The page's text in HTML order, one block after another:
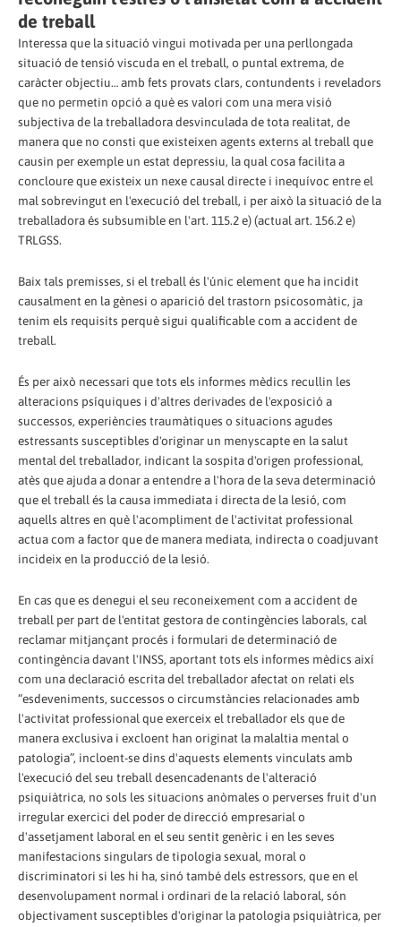
de treball
Interessa que la situació vingui motivada per una perllongada
situació de tensió viscuda en el treball, o puntal extrema, de
caràcter objectiu… amb fets provats clars, contundents i reveladors
que no permetin opció a què es valori com una mera visió
subjectiva de la treballadora desvinculada de tota realitat, de
manera que no consti que existeixen agents externs al treball que
causin per exemple un estat depressiu, la qual cosa facilita a
concloure que existeix un nexe causal directe i inequívoc entre el
mal sobrevingut en l'execució del treball, i per això la situació de la
treballadora és subsumible en l'art. 115.2 e) (actual art. 156.2 e)
TRLGSS.
Baix tals premisses, si el treball és l'únic element que ha incidit
causalment en la gènesi o aparició del trastorn psicosomàtic, ja
tenim els requisits perquè sigui qualificable com a accident de
treball.
És per això necessari que tots els informes mèdics recullin les
alteracions psíquiques i d'altres derivades de l'exposició a
successos, experiències traumàtiques o situacions agudes
estressants susceptibles d'originar un menyscapte en la salut
mental del treballador, indicant la sospita d'origen professional,
atès que ajuda a donar a entendre a l'hora de la seva determinació
que el treball és la causa immediata i directa de la lesió, com
aquells altres en què l'acompliment de l'activitat professional
actua com a factor que de manera mediata, indirecta o coadjuvant
incideix en la producció de la lesió.
En cas que es denegui el seu reconeixement com a accident de
treball per part de l'entitat gestora de contingències laborals, cal
reclamar mitjançant procés i formulari de determinació de
contingència davant l'INSS, aportant tots els informes mèdics així
com una declaració escrita del treballador afectat on relati els
“esdeveniments, successos o circumstàncies relacionades amb
l'activitat professional que exerceix el treballador els que de
manera exclusiva i excloent han originat la malaltia mental o
patologia”, incloent-se dins d'aquests elements vinculats amb
l'execució del seu treball desencadenants de l'alteració
psiquiàtrica, no sols les situacions anòmales o perverses fruit d'un
irregular exercici del poder de direcció empresarial o
d'assetjament laboral en el seu sentit genèric i en les seves
manifestacions singulars de tipologia sexual, moral o
discriminatori si les hi ha, sinó també dels estressors, que en el
desenvolupament normal i ordinari de la relació laboral, són
objectivament susceptibles d'originar la patologia psiquiàtrica, per